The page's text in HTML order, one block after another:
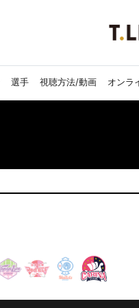
選手 視聴方法/動画 オンラ